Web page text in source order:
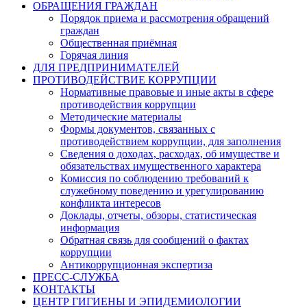
ОБРАЩЕНИЯ ГРАЖДАН
Порядок приема и рассмотрения обращений
граждан
Общественная приёмная
Горячая линия
ДЛЯ ПРЕДПРИНИМАТЕЛЕЙ
ПРОТИВОДЕЙСТВИЕ КОРРУПЦИИ
Нормативные правовые и иные акты в сфере
противодействия коррупции
Методические материалы
Формы документов, связанных с
противодействием коррупции, для заполнения
Сведения о доходах, расходах, об имуществе и
обязательствах имущественного характера
Комиссия по соблюдению требований к
служебному поведению и урегулированию
конфликта интересов
Доклады, отчеты, обзоры, статистическая
информация
Обратная связь для сообщений о фактах
коррупции
Антикоррупционная экспертиза
ПРЕСС-СЛУЖБА
КОНТАКТЫ
ЦЕНТР ГИГИЕНЫ И ЭПИДЕМИОЛОГИИ